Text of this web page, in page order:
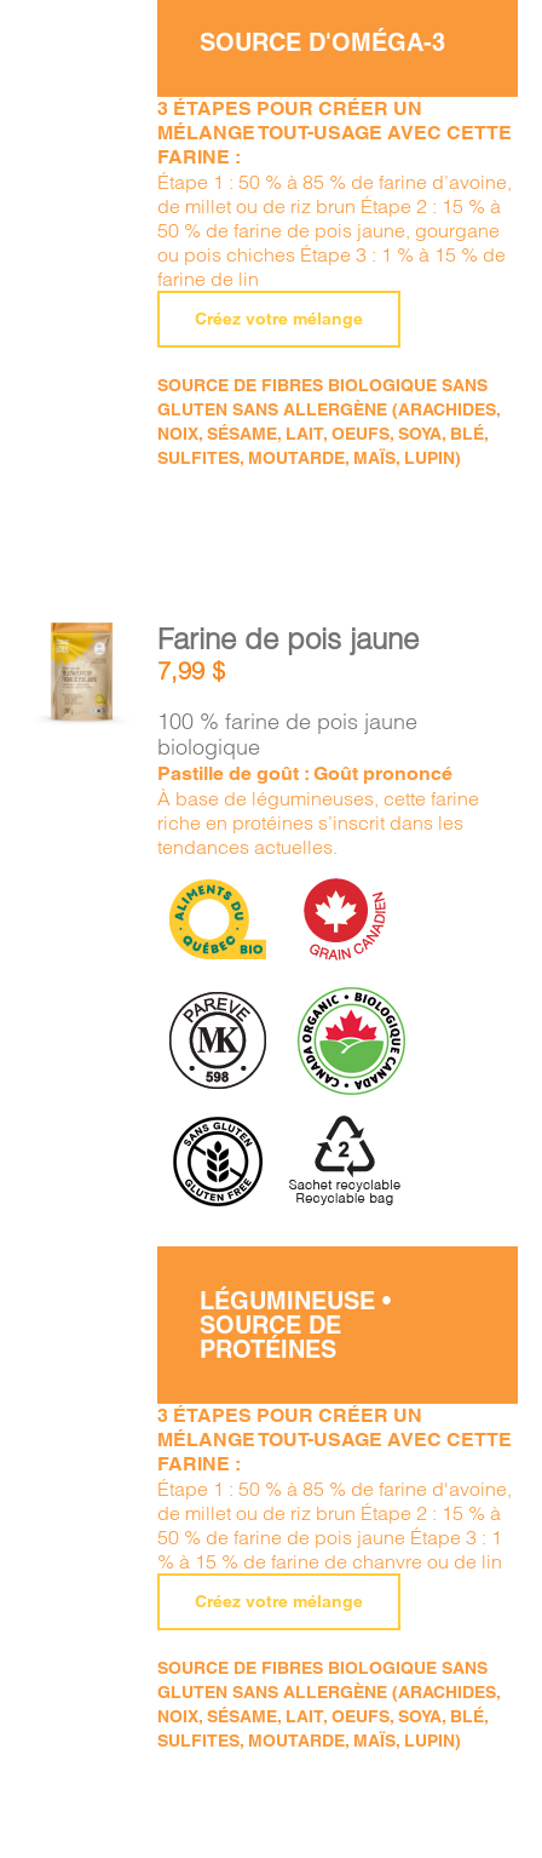
SOURCE D'OMÉGA-3
3 ÉTAPES POUR CRÉER UN
MÉLANGE TOUT-USAGE AVEC CETTE
FARINE :
Étape 1 : 50 % à 85 % de farine d’avoine,
de millet ou de riz brun Étape 2 : 15 % à
50 % de farine de pois jaune, gourgane
ou pois chiches Étape 3 : 1 % à 15 % de
farine de lin
Créez votre mélange
SOURCE DE FIBRES BIOLOGIQUE SANS
GLUTEN SANS ALLERGÈNE (ARACHIDES,
NOIX, SÉSAME, LAIT, OEUFS, SOYA, BLÉ,
SULFITES, MOUTARDE, MAÏS, LUPIN)
AJOUTER
AU
PANIER
/
Farine de pois jaune
7,99$
100 % farine de pois jaune
biologique
Pastille de goût : Goût prononcé
À base de légumineuses, cette farine
riche en protéines s’inscrit dans les
tendances actuelles.
LÉGUMINEUSE •
SOURCE DE
PROTÉINES
3 ÉTAPES POUR CRÉER UN
MÉLANGE TOUT-USAGE AVEC CETTE
FARINE :
Étape 1 : 50 % à 85 % de farine d'avoine,
de millet ou de riz brun Étape 2 : 15 % à
50 % de farine de pois jaune Étape 3 : 1
% à 15 % de farine de chanvre ou de lin
Créez votre mélange
SOURCE DE FIBRES BIOLOGIQUE SANS
GLUTEN SANS ALLERGÈNE (ARACHIDES,
NOIX, SÉSAME, LAIT, OEUFS, SOYA, BLÉ,
SULFITES, MOUTARDE, MAÏS, LUPIN)